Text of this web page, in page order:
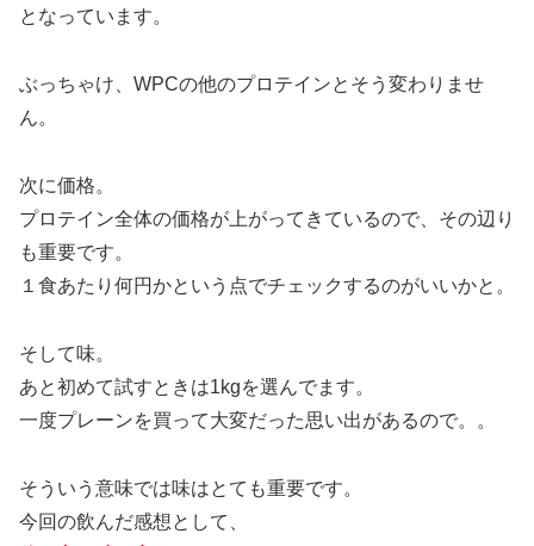
となっています。
ぶっちゃけ、WPCの他のプロテインとそう変わりませ
ん。
次に価格。
プロテイン全体の価格が上がってきているので、その辺り
も重要です。
１食あたり何円かという点でチェックするのがいいかと。
そして味。
あと初めて試すときは1kgを選んでます。
一度プレーンを買って大変だった思い出があるので。。
そういう意味では味はとても重要です。
今回の飲んだ感想として、